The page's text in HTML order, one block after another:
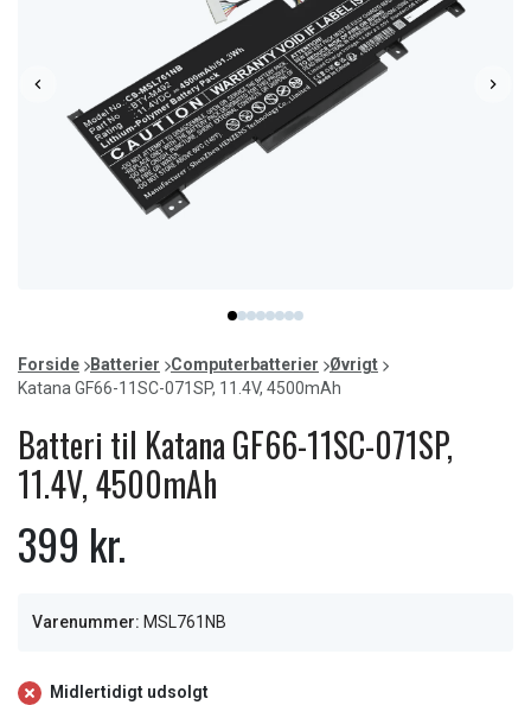
item
0
item
1
item
2
item
3
item
4
item
5
item
6
item
7
of
8
Forside Batterier Computerbatterier
Øvrigt
Katana GF66-11SC-071SP, 11.4V, 4500mAh
Batteri til Katana GF66-11SC-071SP,
11.4V, 4500mAh
399 kr.
Varenummer: MSL761NB
Midlertidigt udsolgt